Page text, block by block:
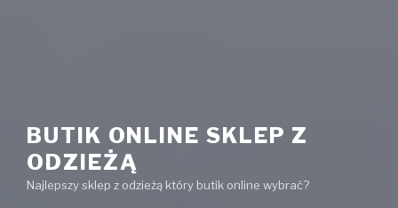
BUTIK ONLINE SKLEP Z
ODZIEŻĄ
Najlepszy sklep z odzieżą który butik online wybrać?